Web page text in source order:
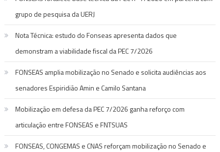
grupo de pesquisa da UERJ
Nota Técnica: estudo do Fonseas apresenta dados que
demonstram a viabilidade fiscal da PEC 7/2026
FONSEAS amplia mobilização no Senado e solicita audiências aos
senadores Espiridião Amin e Camilo Santana
Mobilização em defesa da PEC 7/2026 ganha reforço com
articulação entre FONSEAS e FNTSUAS
FONSEAS, CONGEMAS e CNAS reforçam mobilização no Senado e